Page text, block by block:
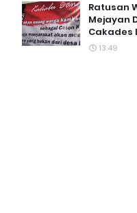
Ratusan
Mejayan
Cakades
13.49